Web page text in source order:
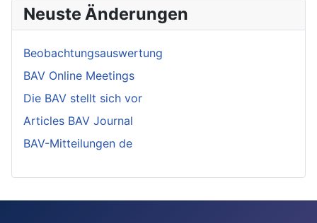
Neuste Änderungen
Beobachtungsauswertung
BAV Online Meetings
Die BAV stellt sich vor
Articles BAV Journal
BAV-Mitteilungen de